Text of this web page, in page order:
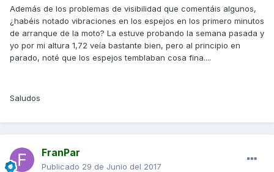
Además de los problemas de visibilidad que comentáis algunos,
¿habéis notado vibraciones en los espejos en los primero minutos
de arranque de la moto? La estuve probando la semana pasada y
yo por mi altura 1,72 veía bastante bien, pero al principio en
parado, noté que los espejos temblaban cosa fina....
Saludos
FranPar
Publicado 29 de Junio del 2017